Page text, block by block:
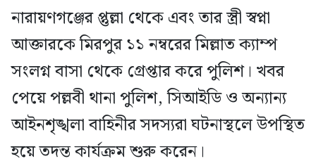
নারায়ণগঞ্জের প্তুল্লা থেকে এবং তার স্ত্রী স্বপ্না
আক্তারকে মিরপুর ১১ নম্বরের মিল্লাত ক্যাম্প
সংলগ্ন বাসা থেকে গ্রেপ্তার করে পুলিশ। খবর
পেয়ে পল্লবী থানা পুলিশ, সিআইডি ও অন্যান্য
আইনশৃঙ্খলা বাহিনীর সদস্যরা ঘটনাস্থলে উপস্থিত
হয়ে তদন্ত কার্যক্রম শুরু করেন।